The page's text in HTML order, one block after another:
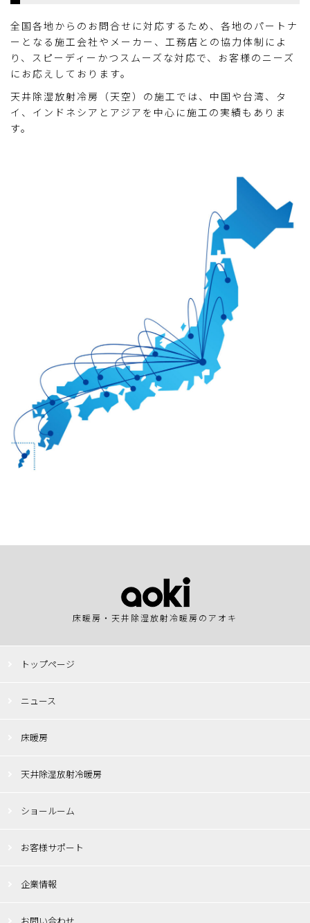
全国各地からのお問合せに対応するため、各地のパートナ
ーとなる施工会社やメーカー、工務店との協力体制によ
り、スピーディーかつスムーズな対応で、お客様のニーズ
にお応えしております。
天井除湿放射冷房（天空）の施工では、中国や台湾、タ
イ、インドネシアとアジアを中心に施工の実績もありま
す。
床暖房・天井除湿放射冷暖房のアオキ
トップページ
ニュース
床暖房
天井除湿放射冷暖房
ショールーム
お客様サポート
企業情報
お問い合わせ